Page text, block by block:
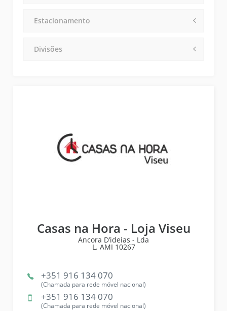
Estacionamento
Divisões
Casas na Hora - Loja Viseu
Ancora D’ideias - Lda
L. AMI 10267
+351 916 134 070
(Chamada para rede móvel nacional)
+351 916 134 070
(Chamada para rede móvel nacional)